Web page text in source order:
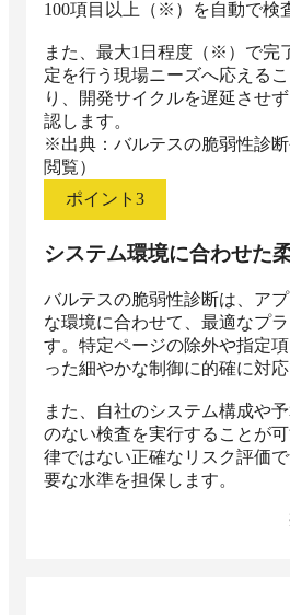
100項目以上（※）を自動で検
また、最大1日程度（※）で完
定を行う現場ニーズへ応える
り、開発サイクルを遅延させ
認します。
※出典：バルテスの脆弱性診断
閲覧）
ポイント 3
システム環境に合わせた
バルテスの脆弱性診断は、ア
な環境に合わせて、最適なプ
す。特定ページの除外や指定
った細やかな制御に的確に対応
また、自社のシステム構成や
のない検査を実行することが
律ではない正確なリスク評価
要な水準を担保します。